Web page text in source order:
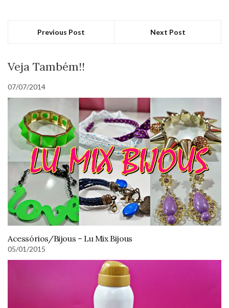
Previous Post Next Post
Veja Também!!
07/07/2014
Acessórios/Bijous – Lu Mix Bijous
05/01/2015